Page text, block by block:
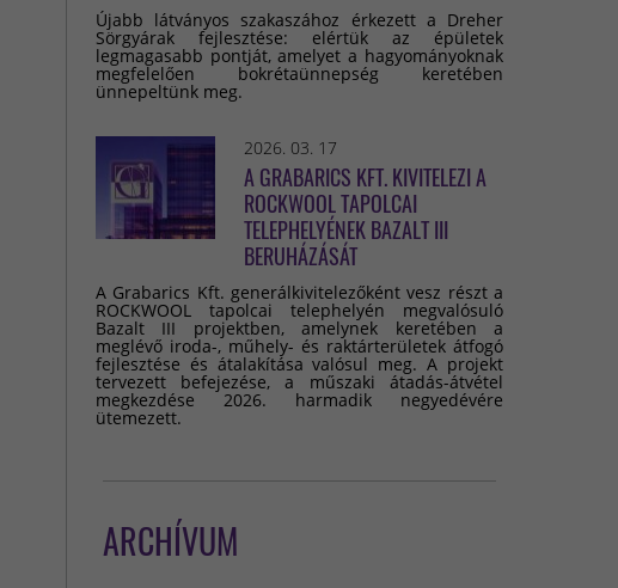
Újabb látványos szakaszához érkezett a Dreher
Sörgyárak fejlesztése: elértük az épületek
legmagasabb pontját, amelyet a hagyományoknak
megfelelően bokrétaünnepség keretében
ünnepeltünk meg.
2026. 03. 17
A GRABARICS KFT. KIVITELEZI A
ROCKWOOL TAPOLCAI
TELEPHELYÉNEK BAZALT III
BERUHÁZÁSÁT
A Grabarics Kft. generálkivitelezőként vesz részt a
ROCKWOOL tapolcai telephelyén megvalósuló
Bazalt III projektben, amelynek keretében a
meglévő iroda-, műhely- és raktárterületek átfogó
fejlesztése és átalakítása valósul meg. A projekt
tervezett befejezése, a műszaki átadás-átvétel
megkezdése 2026. harmadik negyedévére
ütemezett.
ARCHÍVUM